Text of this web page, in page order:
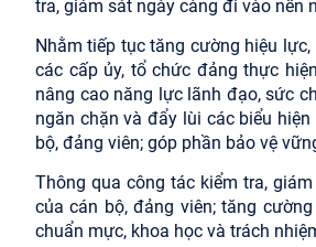
tra, giám sát ngày càng đi vào nền
Nhằm tiếp tục tăng cường hiệu
các cấp ủy, tổ chức đảng thực
nâng cao năng lực lãnh đạo, sức
ngăn chặn và đẩy lùi các biểu
bộ, đảng viên; góp phần bảo vệ
Thông qua công tác kiểm tra,
của cán bộ, đảng viên; tăng
chuẩn mực, khoa học và trách